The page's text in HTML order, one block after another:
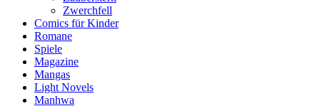
Zwerchfell
Comics für Kinder
Romane
Spiele
Magazine
Mangas
Light Novels
Manhwa